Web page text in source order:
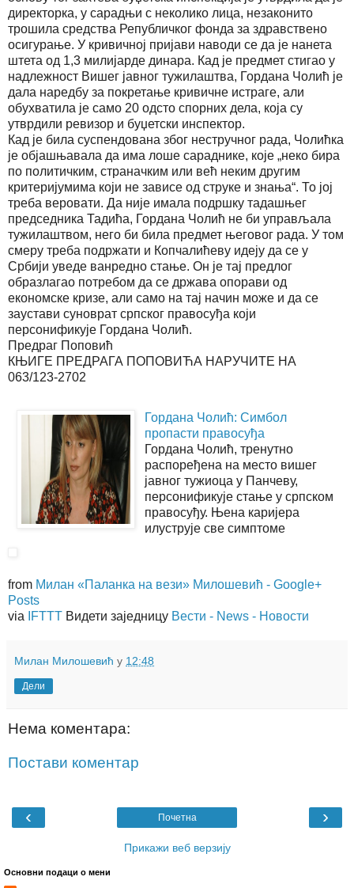
директорка, у сарадњи с неколико лица, незаконито
трошила средства Републичког фонда за здравствено
осигурање. У кривичној пријави наводи се да је нанета
штета од 1,3 милијарде динара. Кад је предмет стигао у
надлежност Вишег јавног тужилаштва, Гордана Чолић је
дала наредбу за покретање кривичне истраге, али
обухватила је само 20 одсто спорних дела, која су
утврдили ревизор и буџетски инспектор.
Кад је била суспендована због нестручног рада, Чолићка
је објашњавала да има лоше сараднике, које „неко бира
по политичким, страначким или већ неким другим
критеријумима који не зависе од струке и знања“. То јој
треба веровати. Да није имала подршку тадашњег
председника Тадића, Гордана Чолић не би управљала
тужилаштвом, него би била предмет његовог рада. У том
смеру треба подржати и Копчалићеву идеју да се у
Србији уведе ванредно стање. Он је тај предлог
образлагао потребом да се држава опорави од
економске кризе, али само на тај начин може и да се
заустави суноврат српског правосуђа који
персонификује Гордана Чолић.
Предраг Поповић
КЊИГЕ ПРЕДРАГА ПОПОВИЋА НАРУЧИТЕ НА
063/123-2702
Гордана Чолић: Симбол
пропасти правосуђа
Гордана Чолић, тренутно
распоређена на место вишег
јавног тужиоца у Панчеву,
персонификује стање у српском
правосуђу. Њена каријера
илуструје све симптоме
from Милан «Паланка на вези» Милошевић - Google+
Posts
via
IFTTT Видети заједницу Вести - News - Новости
Милан Милошевић у 12:48
Дели
Нема коментара:
Постави коментар
‹ ›
Почетна
Прикажи веб верзију
Основни подаци о мени